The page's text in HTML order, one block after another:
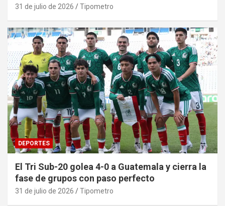
31 de julio de 2026 Tipometro
DEPORTES
El Tri Sub-20 golea 4-0 a Guatemala y cierra la
fase de grupos con paso perfecto
31 de julio de 2026 Tipometro